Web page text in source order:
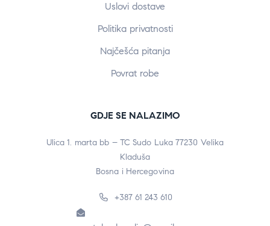
Uslovi dostave
Politika privatnosti
Najčešća pitanja
Povrat robe
GDJE SE NALAZIMO
Ulica 1. marta bb – TC Sudo Luka 77230 Velika
Kladuša
Bosna i Hercegovina
+387 61 243 610